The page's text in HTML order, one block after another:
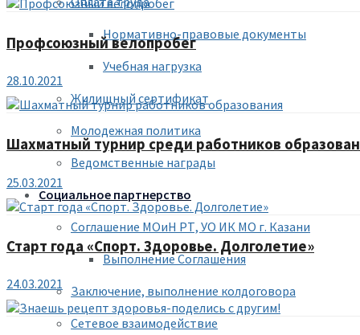
Нормативно-правовые документы
Учебная нагрузка
Жилищный сертификат
Молодежная политика
Ведомственные награды
Социальное партнерство
Соглашение МОиН РТ, УО ИК МО г. Казани
Выполнение Соглашения
Заключение, выполнение колдоговора
Сетевое взаимодействие
Профсоюзный велопробег
28.10.2021
Шахматный турнир среди работников
25.03.2021
Старт года «Спорт. Здоровье. Долголетие»
24.03.2021